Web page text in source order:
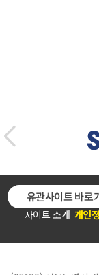
사이트 소개 개인
유관사이트 바로